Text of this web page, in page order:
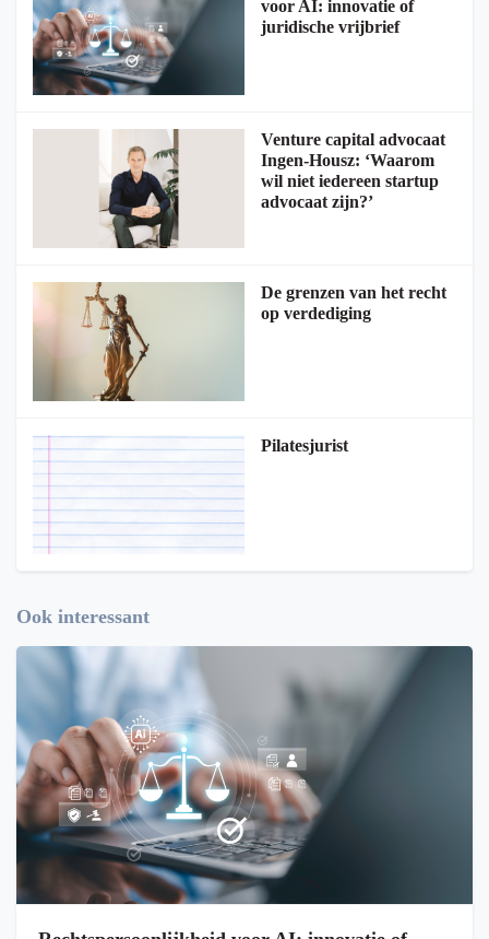
voor AI: innovatie of
juridische vrijbrief
Venture capital advocaat
Ingen-Housz: ‘Waarom
wil niet iedereen startup
advocaat zijn?’
De grenzen van het recht
op verdediging
Pilatesjurist
Ook interessant